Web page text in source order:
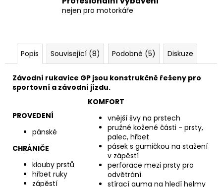
nejen pro motorkáře
Popis Související (8) Podobné (5) Diskuze
Závodní rukavice GP jsou konstrukčně řešeny pro
sportovní a závodní jízdu.
PROVEDENÍ
pánské
CHRÁNIČE
klouby prstů
hřbet ruky
zápěstí
KOMFORT
vnější švy na prstech
pružné kožené části - prsty,
palec, hřbet
pásek s gumičkou na stažení
v zápěstí
perforace mezi prsty pro
odvětrání
stírací guma na hledí helmy